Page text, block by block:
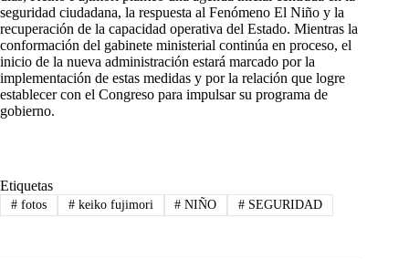
seguridad ciudadana, la respuesta al Fenómeno El Niño y la
recuperación de la capacidad operativa del Estado. Mientras la
conformación del gabinete ministerial continúa en proceso, el
inicio de la nueva administración estará marcado por la
implementación de estas medidas y por la relación que logre
establecer con el Congreso para impulsar su programa de
gobierno.
Etiquetas
#fotos #keiko fujimori # NIÑO # SEGURIDAD